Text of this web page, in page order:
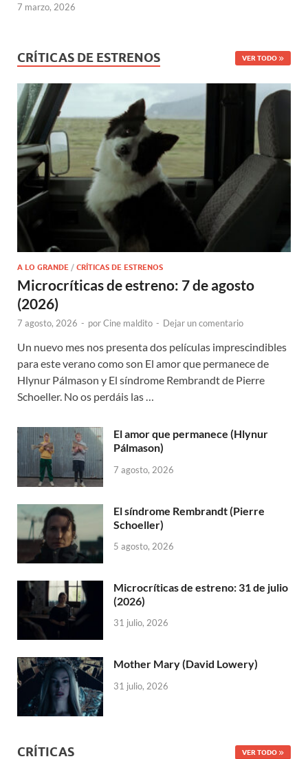
7 marzo, 2026
CRÍTICAS DE ESTRENOS VER TODO
A LO GRANDE / CRÍTICAS DE ESTRENOS
Microcríticas de estreno: 7 de agosto
(2026)
7 agosto, 2026 - porCine maldito - Dejar un comentario
Un nuevo mes nos presenta dos películas imprescindibles
para este verano como son El amor que permanece de
Hlynur Pálmason y El síndrome Rembrandt de Pierre
Schoeller. No os perdáis las …
El amor que permanece (Hlynur
Pálmason)
7 agosto, 2026
El síndrome Rembrandt (Pierre
Schoeller)
5 agosto, 2026
Microcríticas de estreno: 31 de julio
(2026)
31 julio, 2026
Mother Mary (David Lowery)
31 julio, 2026
CRÍTICAS VER TODO